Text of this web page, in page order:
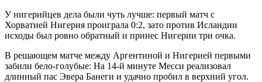
У нигерийцев дела были чуть лучше: первый матч с
Хорватией Нигерия проиграла 0:2, зато против Исландии
исходы был ровно обратный и принес Нигерии три очка.
В решающем матче между Аргентиной и Нигерией первыми
забили бело-голубые: На 14-й минуте Месси реализовал
длинный пас Эвера Банеги и удачно пробил в верхний угол.